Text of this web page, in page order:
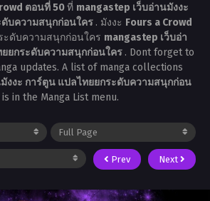
ตอนที่ 50ที่ mangastep เว็บอ่านมังงะ
บความสนุกก่อนใคร . มังงะ Fours a Crowd
ะดับความสนุกก่อนใคร mangastep เว็บอ่า
ยกระดับความสนุกก่อนใคร . Dont forget to
updates. A list of manga collections
งงะ การ์ตูน แปลไทยยกระดับความสนุกก่อน
is in the Manga List menu.
Prev Next